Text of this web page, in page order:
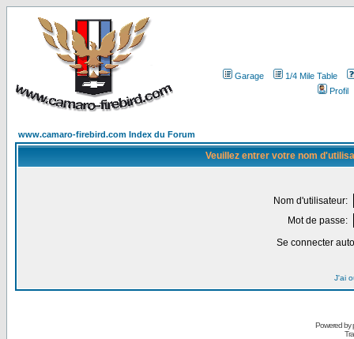
Garage
1/4 Mile Table
Profil
www.camaro-firebird.com Index du Forum
Veuillez entrer votre nom
Nom d'utilisateur:
Mot de passe:
Se connecter
J'ai
Powered by